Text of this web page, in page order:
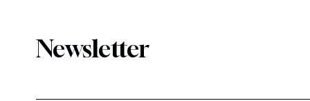
Newsletter